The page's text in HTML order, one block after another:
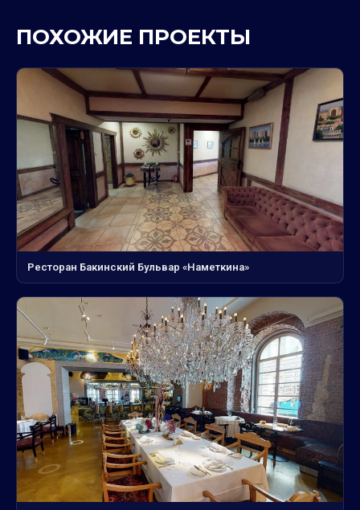
ПОХОЖИЕ ПРОЕКТЫ
Ресторан Бакинский Бульвар «Наметкина»